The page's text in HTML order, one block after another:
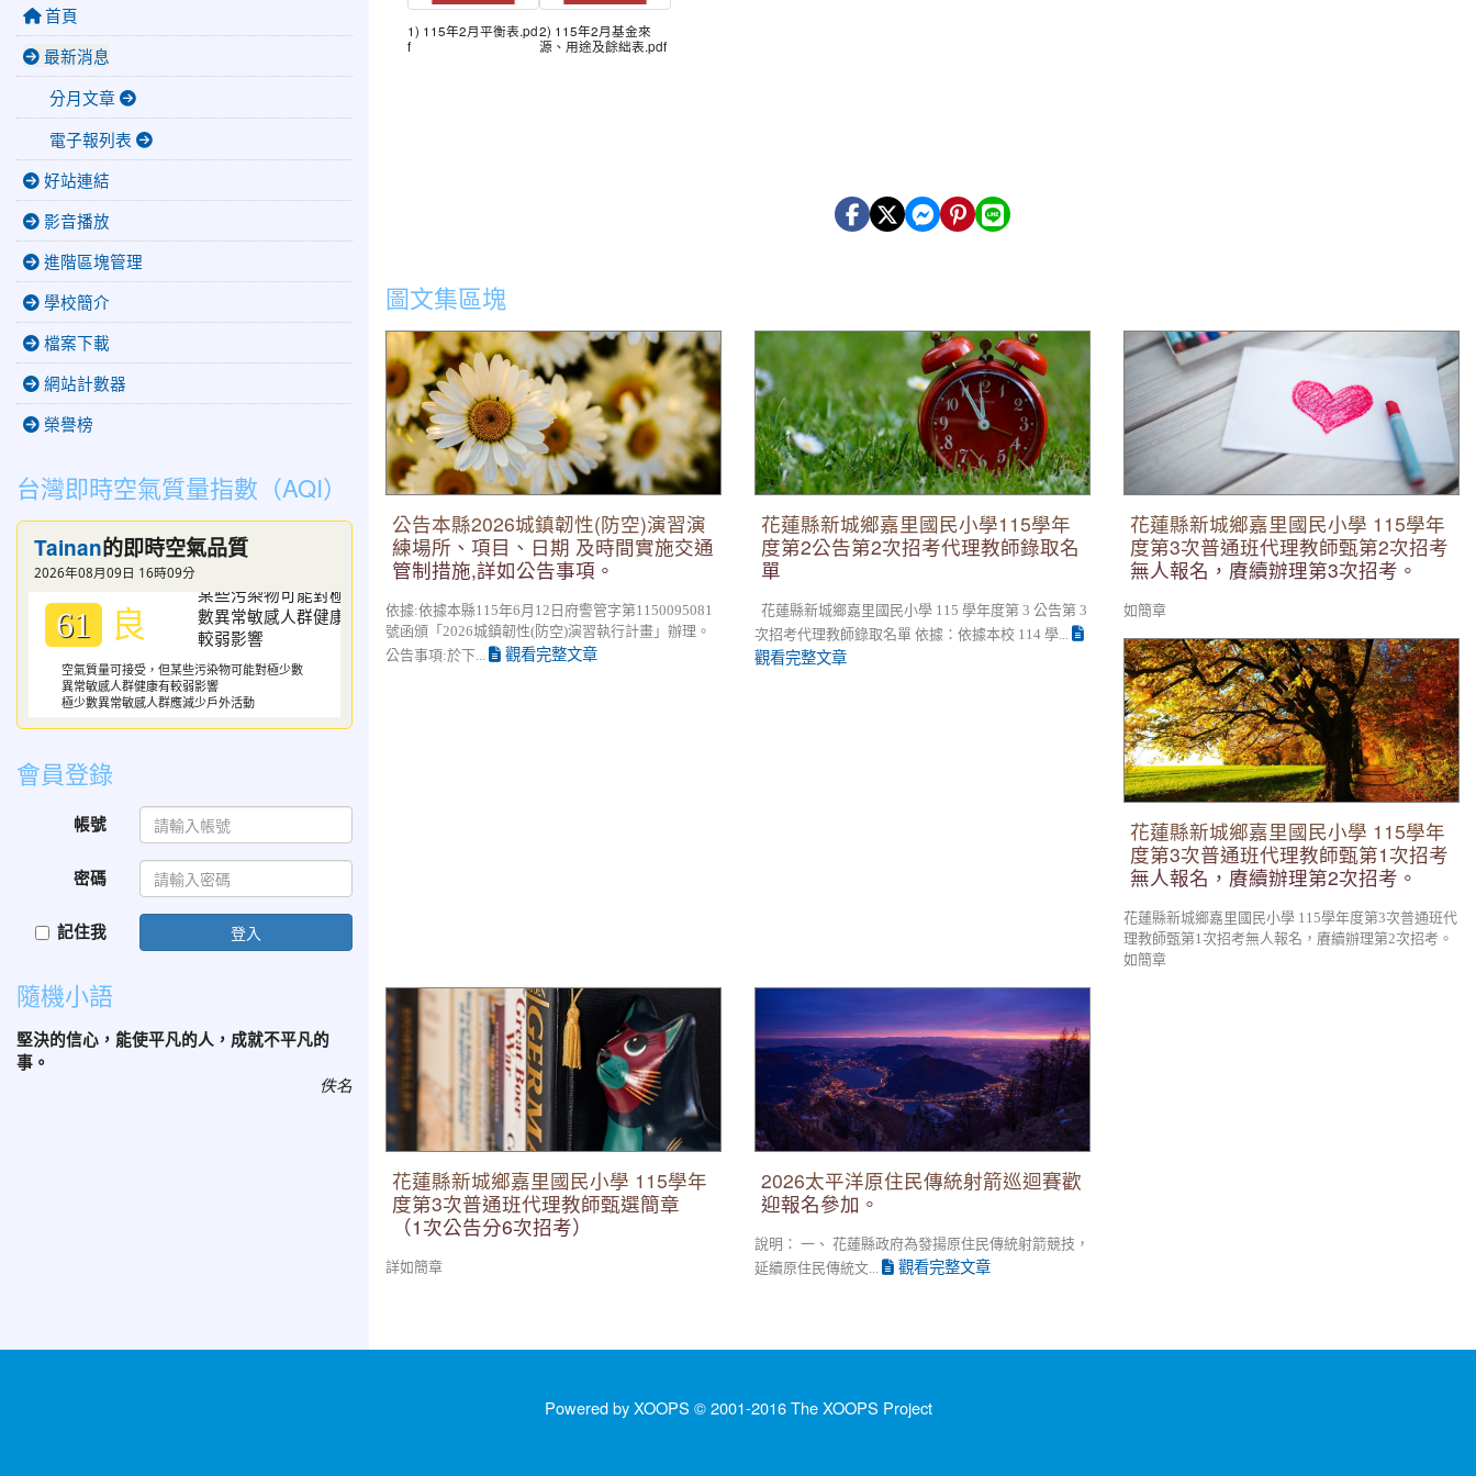
1) 115年2月平衡表.pd
f
2) 115年2月基金來
源、用途及餘絀表.pdf
圖文集區塊
公告本縣2026城鎮韌性(防空)演習演練場所、
項目、日期 及時間實施交通管制措施,詳如公
告事項。
公告本縣2026城鎮韌性(防空)演習演
練場所、項目、日期 及時間實施交通
管制措施,詳如公告事項。
依據:依據本縣115年6月12日府警管字第1150095081
號函頒「2026城鎮韌性(防空)演習執行計畫」辦理。
公告事項:於下...
觀看完整文章
花蓮縣新城鄉嘉里國民小學115學年度第2公告
第2次招考代理教師錄取名單
花蓮縣新城鄉嘉里國民小學115學年
度第2公告第2次招考代理教師錄取名
單
花蓮縣新城鄉嘉里國民小學 115 學年度第 3 公告第 3
次招考代理教師錄取名單 依據：依據本校 114 學...
觀看完整文章
花蓮縣新城鄉嘉里國民小學 115學年度第3次
普通班代理教師甄第2次招考無人報名，賡續
辦理第3次招考。
花蓮縣新城鄉嘉里國民小學 115學年
度第3次普通班代理教師甄第2次招考
無人報名，賡續辦理第3次招考。
如簡章
花蓮縣新城鄉嘉里國民小學 115學年度第3次
普通班代理教師甄第1次招考無人報名，賡續
辦理第2次招考。
花蓮縣新城鄉嘉里國民小學 115學年
度第3次普通班代理教師甄第1次招考
無人報名，賡續辦理第2次招考。
花蓮縣新城鄉嘉里國民小學 115學年度第3次普通班代
理教師甄第1次招考無人報名，賡續辦理第2次招考。
如簡章
花蓮縣新城鄉嘉里國民小學 115學年度第3次
普通班代理教師甄選簡章 （1次公告分6次招
考）
花蓮縣新城鄉嘉里國民小學 115學年
度第3次普通班代理教師甄選簡章
（1次公告分6次招考）
詳如簡章
2026太平洋原住民傳統射箭巡迴賽歡迎報名參
加。
2026太平洋原住民傳統射箭巡迴賽歡
迎報名參加。
說明： 一、 花蓮縣政府為發揚原住民傳統射箭競技，
延續原住民傳統文...
觀看完整文章
首頁
最新消息
分月文章
電子報列表
好站連結
影音播放
進階區塊管理
學校簡介
檔案下載
網站計數器
榮譽榜
台灣即時空氣質量指數（AQI）
Tainan的即時空氣品質
2026年08月09日 16時09分
61 良
空氣質量可接受，但某些污染物可能對極少數
異常敏感人群健康有較弱影響
極少數異常敏感人群應減少戶外活動
會員登錄
帳號
密碼
記住我 登入
隨機小語
堅決的信心，能使平凡的人，成就不平凡的
事。
佚名
Powered by XOOPS © 2001-2016The XOOPS Project